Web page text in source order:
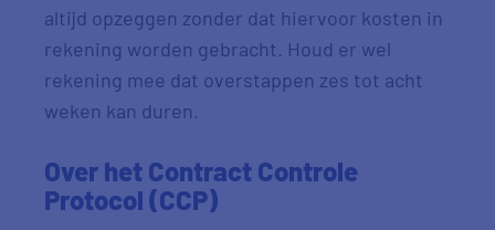
altijd opzeggen zonder dat hiervoor kosten in
rekening worden gebracht. Houd er wel
rekening mee dat overstappen zes tot acht
weken kan duren.
Over het Contract Controle
Protocol (CCP)